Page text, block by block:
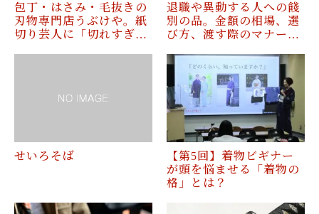
包丁・はさみ・毛抜きの
刃物専門店うぶけや。紙
切り芸人に「切れすぎ…
退職や異動する人への餞
別の品。金額の相場、選
び方、渡す際のマナー…
せいろそば
【第5回】着物ビギナー
が頭を悩ませる「着物の
格」とは？